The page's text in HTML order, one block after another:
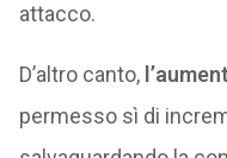
attacco.
D’altro canto,
permesso sì di